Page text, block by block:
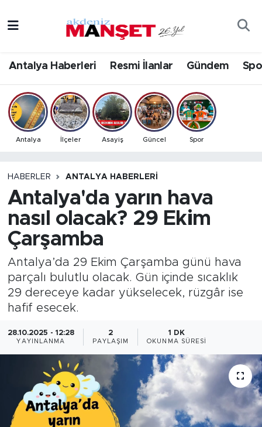
Antalya Haberleri Resmi İlanlar Gündem
Antalya İlçeler Asayiş Güncel Spor
HABERLER ANTALYA HABERLERI
Antalya'da yarın hava
nasıl olacak? 29 Ekim
Çarşamba
Antalya’da 29 Ekim Çarşamba günü hava
parçalı bulutlu olacak. Gün içinde sıcaklık
29 dereceye kadar yükselecek, rüzgâr ise
hafif esecek.
28.10.2025 - 12:28
YAYINLANMA
2
PAYLAŞIM
1 DK
OKUNMA SÜRESI
Bilim & Teknoloji
Eğitim
Ekonomi
Gündem
İlçeler
Magazin
Özel Haber
Politika
Resmi İlanlar
Sağlık
Antalya Hava Durumu
Antalya Namaz Vakitleri
Antalya Trafik Yoğunluk Haritası
Tüm Manşetler
Son Dakika Haberleri